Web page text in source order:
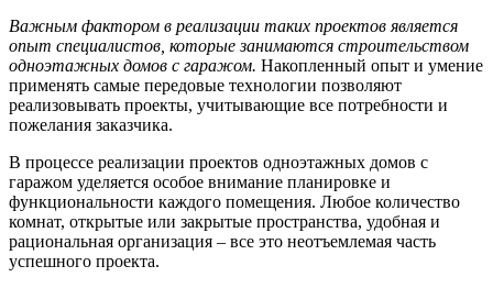
Важным фактором в реализации таких проектов является
опыт специалистов, которые занимаются строительством
одноэтажных домов с гаражом. Накопленный опыт и умение
применять самые передовые технологии позволяют
реализовывать проекты, учитывающие все потребности и
пожелания заказчика.
В процессе реализации проектов одноэтажных домов с
гаражом уделяется особое внимание планировке и
функциональности каждого помещения. Любое количество
комнат, открытые или закрытые пространства, удобная и
рациональная организация – все это неотъемлемая часть
успешного проекта.